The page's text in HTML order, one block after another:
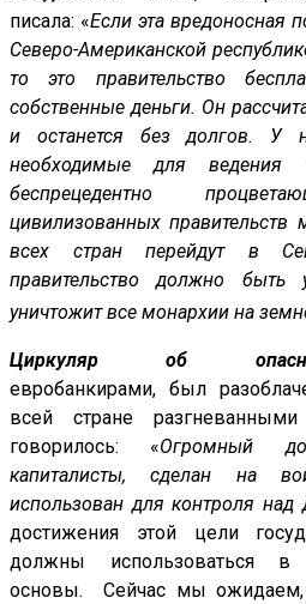
писала: «Если эта вредоносная
Северо-Американской
то это правительство
собственные деньги. Он
и останется без долгов. У
необходимые для ведения
беспрецедентно
цивилизованных правительств
всех стран перейдут в
правительство должно быть
уничтожит все монархии на
Циркуляр об
евробанкирами, был
всей стране
говорилось: «Огромный
капиталисты, сделан на
использован для контроля
достижения этой цели
должны использоваться в
основы. Сейчас мы ожидаем,